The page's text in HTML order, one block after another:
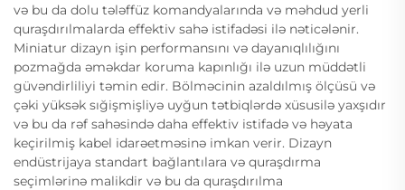
və bu da dolu tələffüz komandyalarında və məhdud yerli
quraşdırılmalarda effektiv sahə istifadəsi ilə nəticələnir.
Miniatur dizayn işin performansını və dayanıqlılığını
pozmağda əməkdar koruma kapınlığı ilə uzun müddətli
güvəndirliliyi təmin edir. Bölməcinin azaldılmış ölçüsü və
çəki yüksək sığişmişliyə uyğun tətbiqlərdə xüsusilə yaxşıdır
və bu da rəf sahəsində daha effektiv istifadə və həyata
keçirilmiş kabel idarəetməsinə imkan verir. Dizayn
endüstrijaya standart bağlantılara və quraşdırma
seçimlərinə malikdir və bu da quraşdırılma